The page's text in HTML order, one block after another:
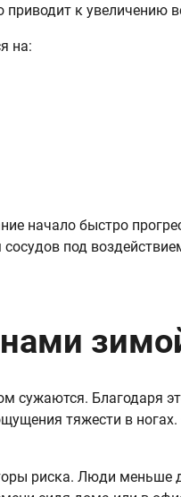
к увеличению
на:
начало быстро
под
сужаются. Благодаря
тяжести в
риска. Люди меньше